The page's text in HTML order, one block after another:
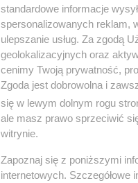
standardowe informacje
spersonalizowanych reklam,
ulepszanie usług. Za zgodą
geolokalizacyjnych oraz
cenimy Twoją prywatność,
Zgoda jest dobrowolna i
się w lewym dolnym rogu
ale masz prawo sprzeciwić
witrynie.
Zapoznaj się z poniższymi
internetowych.